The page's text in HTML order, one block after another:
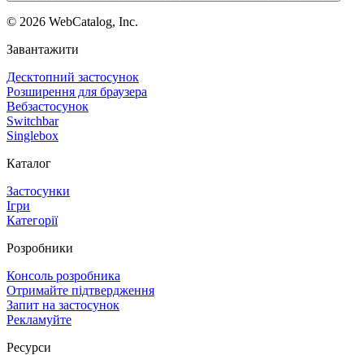
© 2026 WebCatalog, Inc.
Завантажити
Десктопний застосунок
Розширення для браузера
Вебзастосунок
Switchbar
Singlebox
Каталог
Застосунки
Ігри
Категорії
Розробники
Консоль розробника
Отримайте підтвердження
Запит на застосунок
Рекламуйте
Ресурси